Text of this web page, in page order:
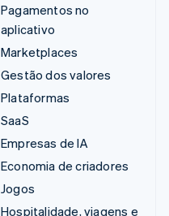
Pagamentos no
aplicativo
Marketplaces
Gestão dos valores
Plataformas
SaaS
Empresas de IA
Economia de criadores
Jogos
Hospitalidade, viagens e